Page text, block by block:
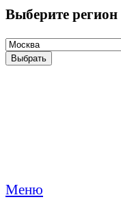
Выберите регион
Выбрать
Меню